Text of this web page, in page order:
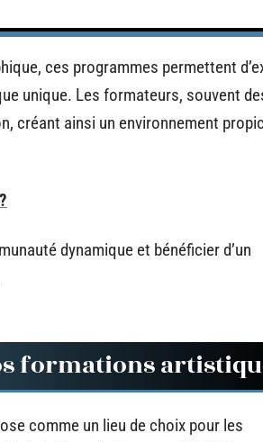
ces programmes permettent
unique. Les formateurs, souvent
créant ainsi un environnement
dynamique et bénéficier d’un
formations
comme un lieu de choix pour les